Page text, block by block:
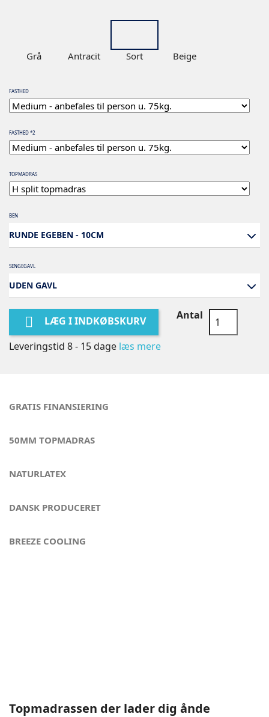
Grå Antracit Sort Beige
FASTHED
FASTHED *2
TOPMADRAS
BEN
RUNDE EGEBEN - 10CM
SENGEGAVL
UDEN GAVL
 LÆG I INDKØBSKURV Antal
Leveringstid 8 - 15 dage læs mere
GRATIS FINANSIERING
50MM TOPMADRAS
NATURLATEX
DANSK PRODUCERET
BREEZE COOLING
Topmadrassen der lader dig ånde